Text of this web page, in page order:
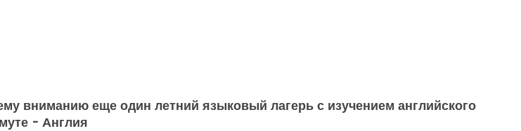
вниманию еще один летний языковый лагерь с изучением английского
- Англия